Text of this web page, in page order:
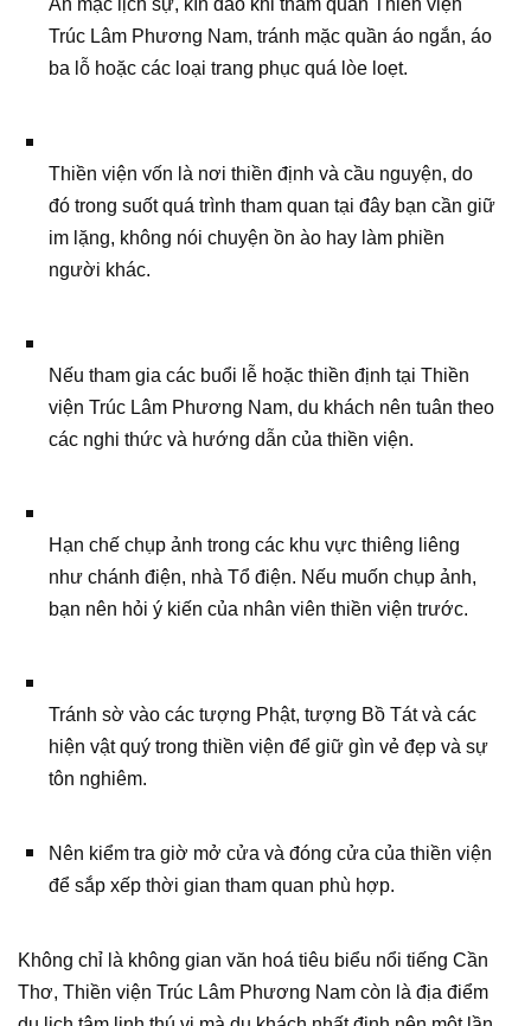
Ăn mặc lịch sự, kín đáo khi tham quan Thiền viện
Trúc Lâm Phương Nam, tránh mặc quần áo ngắn, áo
ba lỗ hoặc các loại trang phục quá lòe loẹt.
Thiền viện vốn là nơi thiền định và cầu nguyện, do
đó trong suốt quá trình tham quan tại đây bạn cần giữ
im lặng, không nói chuyện ồn ào hay làm phiền
người khác.
Nếu tham gia các buổi lễ hoặc thiền định tại Thiền
viện Trúc Lâm Phương Nam, du khách nên tuân theo
các nghi thức và hướng dẫn của thiền viện.
Hạn chế chụp ảnh trong các khu vực thiêng liêng
như chánh điện, nhà Tổ điện. Nếu muốn chụp ảnh,
bạn nên hỏi ý kiến của nhân viên thiền viện trước.
Tránh sờ vào các tượng Phật, tượng Bồ Tát và các
hiện vật quý trong thiền viện để giữ gìn vẻ đẹp và sự
tôn nghiêm.
Nên kiểm tra giờ mở cửa và đóng cửa của thiền viện
để sắp xếp thời gian tham quan phù hợp.
Không chỉ là không gian văn hoá tiêu biểu nổi tiếng Cần
Thơ, Thiền viện Trúc Lâm Phương Nam còn là địa điểm